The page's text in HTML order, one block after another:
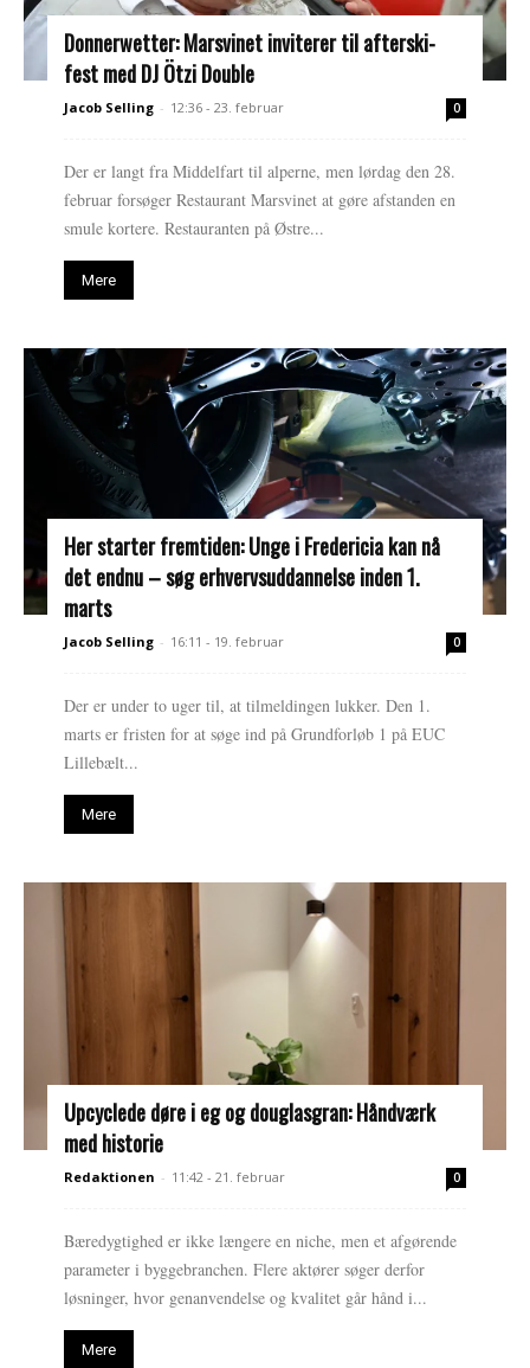
Donnerwetter: Marsvinet inviterer til afterski-
fest med DJ Ötzi Double
Jacob Selling - 12:36 - 23. februar 0
Der er langt fra Middelfart til alperne, men lørdag den 28.
februar forsøger Restaurant Marsvinet at gøre afstanden en
smule kortere. Restauranten på Østre...
Mere
Her starter fremtiden: Unge i Fredericia kan nå
det endnu – søg erhvervsuddannelse inden 1.
marts
Jacob Selling - 16:11 - 19. februar 0
Der er under to uger til, at tilmeldingen lukker. Den 1.
marts er fristen for at søge ind på Grundforløb 1 på EUC
Lillebælt...
Mere
Upcyclede døre i eg og douglasgran: Håndværk
med historie
Redaktionen - 11:42 - 21. februar 0
Bæredygtighed er ikke længere en niche, men et afgørende
parameter i byggebranchen. Flere aktører søger derfor
løsninger, hvor genanvendelse og kvalitet går hånd i...
Mere